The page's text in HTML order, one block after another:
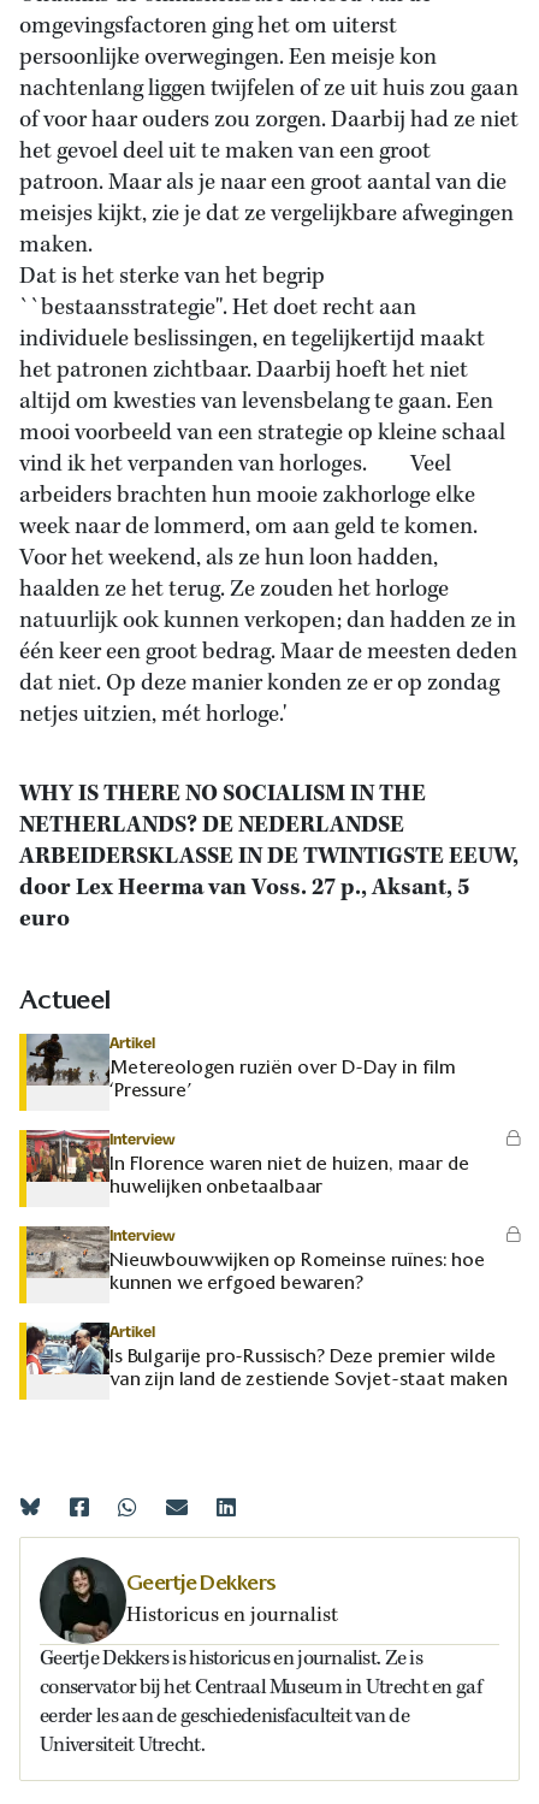
omgevingsfactoren ging het om uiterst
persoonlijke overwegingen. Een meisje kon
nachtenlang liggen twijfelen of ze uit huis zou gaan
of voor haar ouders zou zorgen. Daarbij had ze niet
het gevoel deel uit te maken van een groot
patroon. Maar als je naar een groot aantal van die
meisjes kijkt, zie je dat ze vergelijkbare afwegingen
maken.
Dat is het sterke van het begrip
``bestaansstrategie''. Het doet recht aan
individuele beslissingen, en tegelijkertijd maakt
het patronen zichtbaar. Daarbij hoeft het niet
altijd om kwesties van levensbelang te gaan. Een
mooi voorbeeld van een strategie op kleine schaal
vind ik het verpanden van horloges. Veel
arbeiders brachten hun mooie zakhorloge elke
week naar de lommerd, om aan geld te komen.
Voor het weekend, als ze hun loon hadden,
haalden ze het terug. Ze zouden het horloge
natuurlijk ook kunnen verkopen; dan hadden ze in
één keer een groot bedrag. Maar de meesten deden
dat niet. Op deze manier konden ze er op zondag
netjes uitzien, mét horloge.'
WHY IS THERE NO SOCIALISM IN THE
NETHERLANDS? DE NEDERLANDSE
ARBEIDERSKLASSE IN DE TWINTIGSTE EEUW,
door Lex Heerma van Voss. 27 p., Aksant, 5
euro
Actueel
Artikel
Metereologen ruziën over D-Day in film
‘Pressure’
Interview
In Florence waren niet de huizen, maar de
huwelijken onbetaalbaar
Interview
Nieuwbouwwijken op Romeinse ruïnes: hoe
kunnen we erfgoed bewaren?
Artikel
Is Bulgarije pro-Russisch? Deze premier wilde
van zijn land de zestiende Sovjet-staat maken
Geertje Dekkers
Historicus en journalist
Geertje Dekkers is historicus en journalist. Ze is
conservator bij het Centraal Museum in Utrecht en gaf
eerder les aan de geschiedenisfaculteit van de
Universiteit Utrecht.